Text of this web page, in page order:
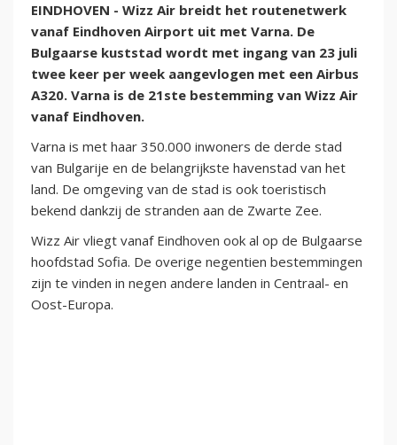
EINDHOVEN - Wizz Air breidt het routenetwerk
vanaf Eindhoven Airport uit met Varna. De
Bulgaarse kuststad wordt met ingang van 23 juli
twee keer per week aangevlogen met een Airbus
A320. Varna is de 21ste bestemming van Wizz Air
vanaf Eindhoven.
Varna is met haar 350.000 inwoners de derde stad
van Bulgarije en de belangrijkste havenstad van het
land. De omgeving van de stad is ook toeristisch
bekend dankzij de stranden aan de Zwarte Zee.
Wizz Air vliegt vanaf Eindhoven ook al op de Bulgaarse
hoofdstad Sofia. De overige negentien bestemmingen
zijn te vinden in negen andere landen in Centraal- en
Oost-Europa.